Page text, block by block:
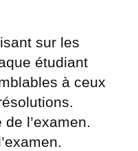
sur les
étudiant
à ceux
l’examen.